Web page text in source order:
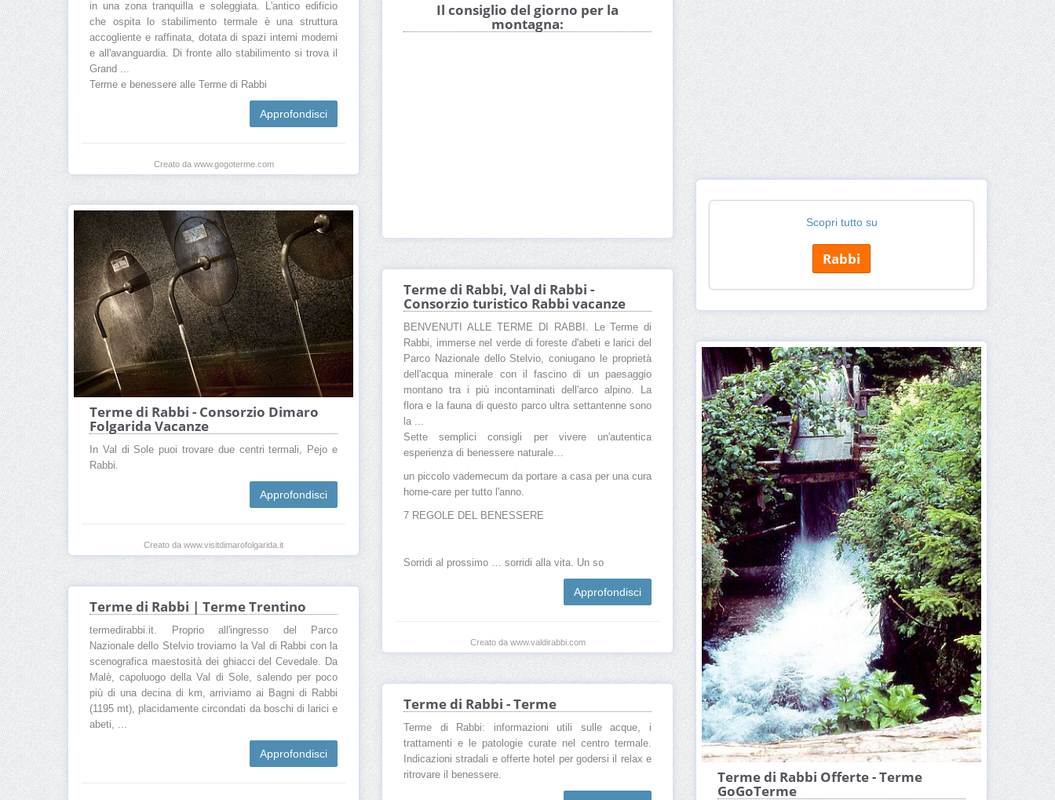
in una zona tranquilla e soleggiata. L'antico edificio
che ospita lo stabilimento termale è una struttura
accogliente e raffinata, dotata di spazi interni moderni
e all'avanguardia. Di fronte allo stabilimento si trova il
Grand ...
Terme e benessere alle Terme di Rabbi
Approfondisci
Creato da www.gogoterme.com
Scopri tutto su
Rabbi
Il consiglio del giorno per la
montagna:
Terme di Rabbi - Consorzio Dimaro
Folgarida Vacanze
In Val di Sole puoi trovare due centri termali, Pejo e
Rabbi.
Approfondisci
Creato da www.visitdimarofolgarida.it
Terme di Rabbi, Val di Rabbi -
Consorzio turistico Rabbi vacanze
BENVENUTI ALLE TERME DI RABBI. Le Terme di
Rabbi, immerse nel verde di foreste d'abeti e larici del
Parco Nazionale dello Stelvio, coniugano le proprietà
dell'acqua minerale con il fascino di un paesaggio
montano tra i più incontaminati dell'arco alpino. La
flora e la fauna di questo parco ultra settantenne sono
la ...
Sette semplici consigli per vivere un'autentica
esperienza di benessere naturale…
un piccolo vademecum da portare a casa per una cura
home-care per tutto l'anno.
7 REGOLE DEL BENESSERE
Sorridi al prossimo … sorridi alla vita. Un so
Approfondisci
Creato da www.valdirabbi.com
Terme di Rabbi Offerte - Terme
GoGoTerme
Terme di Rabbi | Terme Trentino
termedirabbi.it. Proprio all'ingresso del Parco
Nazionale dello Stelvio troviamo la Val di Rabbi con la
scenografica maestosità dei ghiacci del Cevedale. Da
Malè, capoluogo della Val di Sole, salendo per poco
più di una decina di km, arriviamo ai Bagni di Rabbi
(1195 mt), placidamente circondati da boschi di larici e
abeti, ...
Approfondisci
Terme di Rabbi - Terme
Terme di Rabbi: informazioni utili sulle acque, i
trattamenti e le patologie curate nel centro termale.
Indicazioni stradali e offerte hotel per godersi il relax e
ritrovare il benessere.